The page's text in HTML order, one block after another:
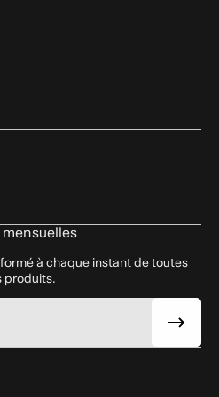
: Avec une grande variété de
s'adapte à tous les
la qualité.
que le produit répond aux
Pratiques de
garantissant un
supérieure.
à chaque instant de toutes
produits.